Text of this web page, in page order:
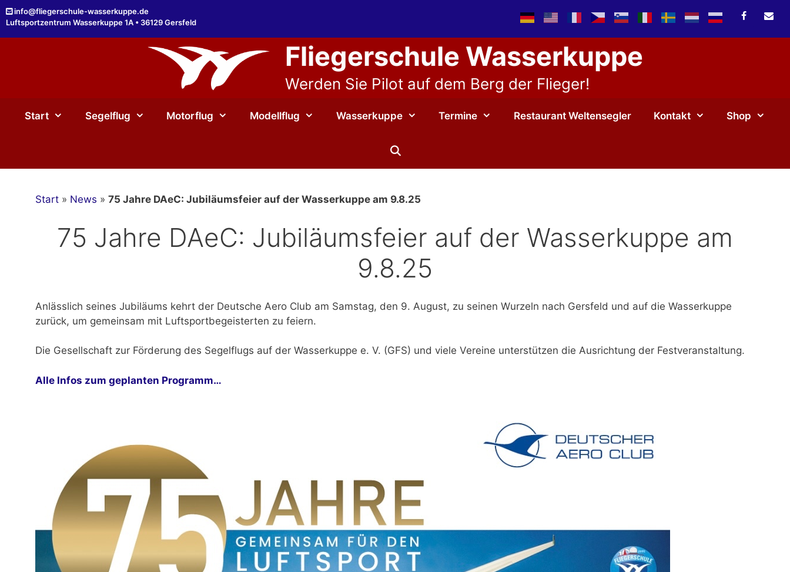
Zum
Inhalt
springen
info@fliegerschule-wasserkuppe.de
Luftsportzentrum Wasserkuppe 1A • 36129 Gersfeld
Fliegerschule Wasserkuppe
Werden Sie Pilot auf dem Berg der Flieger!
Start Segelflug Motorflug Modellflug Wasserkuppe Termine Restaurant Weltensegler Kontakt Shop
Start » News » 75 Jahre DAeC: Jubiläumsfeier auf der Wasserkuppe am 9.8.25
75 Jahre DAeC: Jubiläumsfeier auf der Wasserkuppe am
9.8.25
Anlässlich seines Jubiläums kehrt der Deutsche Aero Club am Samstag, den 9. August, zu seinen Wurzeln nach Gersfeld und auf die Wasserkuppe
zurück, um gemeinsam mit Luftsportbegeisterten zu feiern.
Die Gesellschaft zur Förderung des Segelflugs auf der Wasserkuppe e. V. (GFS) und viele Vereine unterstützen die Ausrichtung der Festveranstaltung.
Alle Infos zum geplanten Programm…